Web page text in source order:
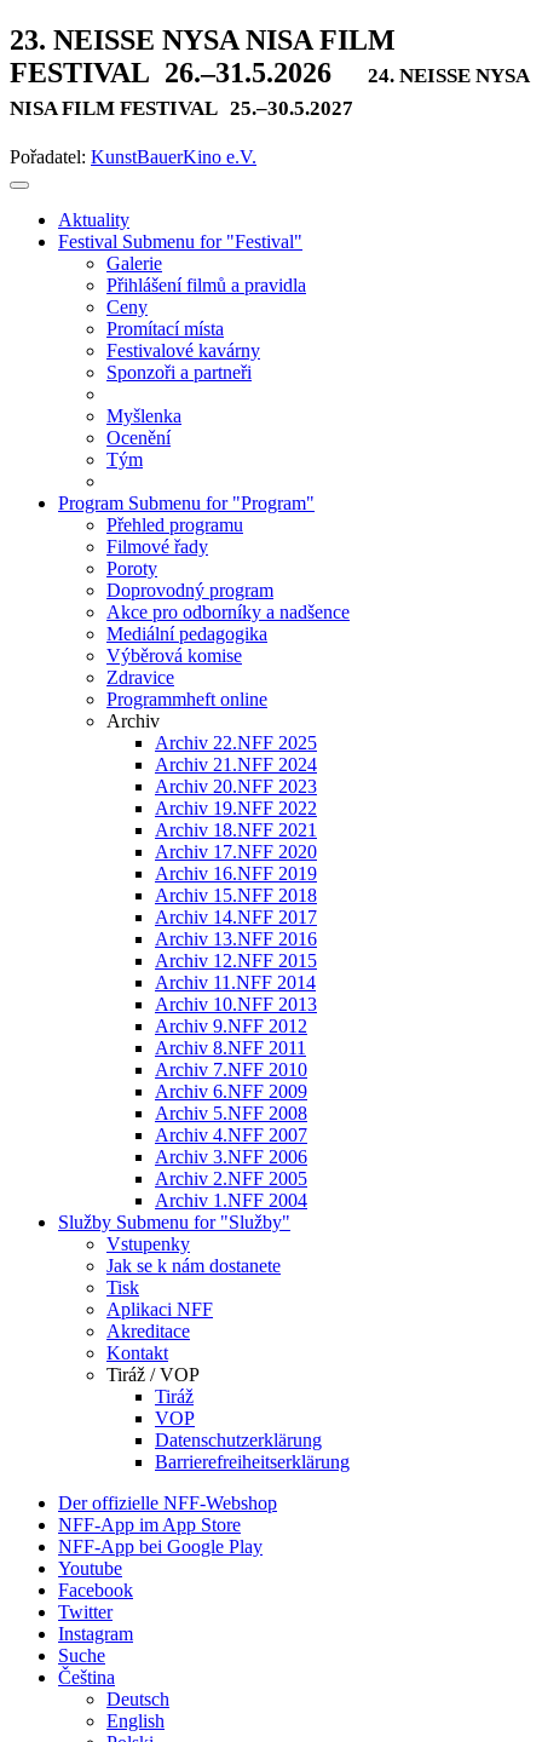
23. NEISSE NYSA NISA FILM
FESTIVAL 26.–31.5.2026
24. NEISSE NYSA
NISA FILM FESTIVAL 25.–30.5.2027
Pořadatel: KunstBauerKino e.V.
Aktuality
Festival Submenu for "Festival"
Galerie
Přihlášení filmů a pravidla
Ceny
Promítací místa
Festivalové kavárny
Sponzoři a partneři
Myšlenka
Ocenění
Tým
Program Submenu for "Program"
Přehled programu
Filmové řady
Poroty
Doprovodný program
Akce pro odborníky a nadšence
Mediální pedagogika
Výběrová komise
Zdravice
Programmheft online
Archiv
Archiv 22.NFF 2025
Archiv 21.NFF 2024
Archiv 20.NFF 2023
Archiv 19.NFF 2022
Archiv 18.NFF 2021
Archiv 17.NFF 2020
Archiv 16.NFF 2019
Archiv 15.NFF 2018
Archiv 14.NFF 2017
Archiv 13.NFF 2016
Archiv 12.NFF 2015
Archiv 11.NFF 2014
Archiv 10.NFF 2013
Archiv 9.NFF 2012
Archiv 8.NFF 2011
Archiv 7.NFF 2010
Archiv 6.NFF 2009
Archiv 5.NFF 2008
Archiv 4.NFF 2007
Archiv 3.NFF 2006
Archiv 2.NFF 2005
Archiv 1.NFF 2004
Služby Submenu for "Služby"
Vstupenky
Jak se k nám dostanete
Tisk
Aplikaci NFF
Akreditace
Kontakt
Tiráž / VOP
Tiráž
VOP
Datenschutzerklärung
Barrierefreiheitserklärung
Der offizielle NFF-Webshop
NFF-App im App Store
NFF-App bei Google Play
Youtube
Facebook
Twitter
Instagram
Suche
Čeština
Deutsch
English